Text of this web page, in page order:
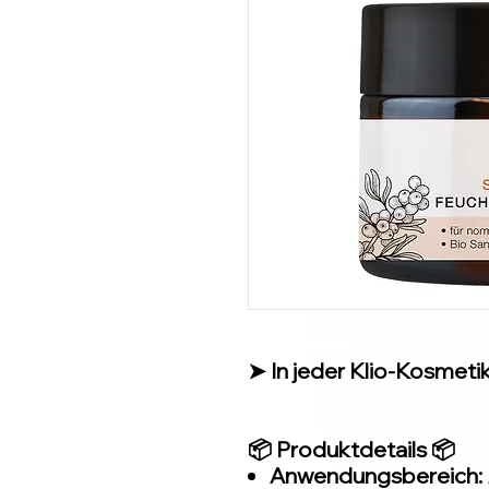
➤ In jeder Klio-
📦 Produktdetails 📦
Anwendungsbereich: